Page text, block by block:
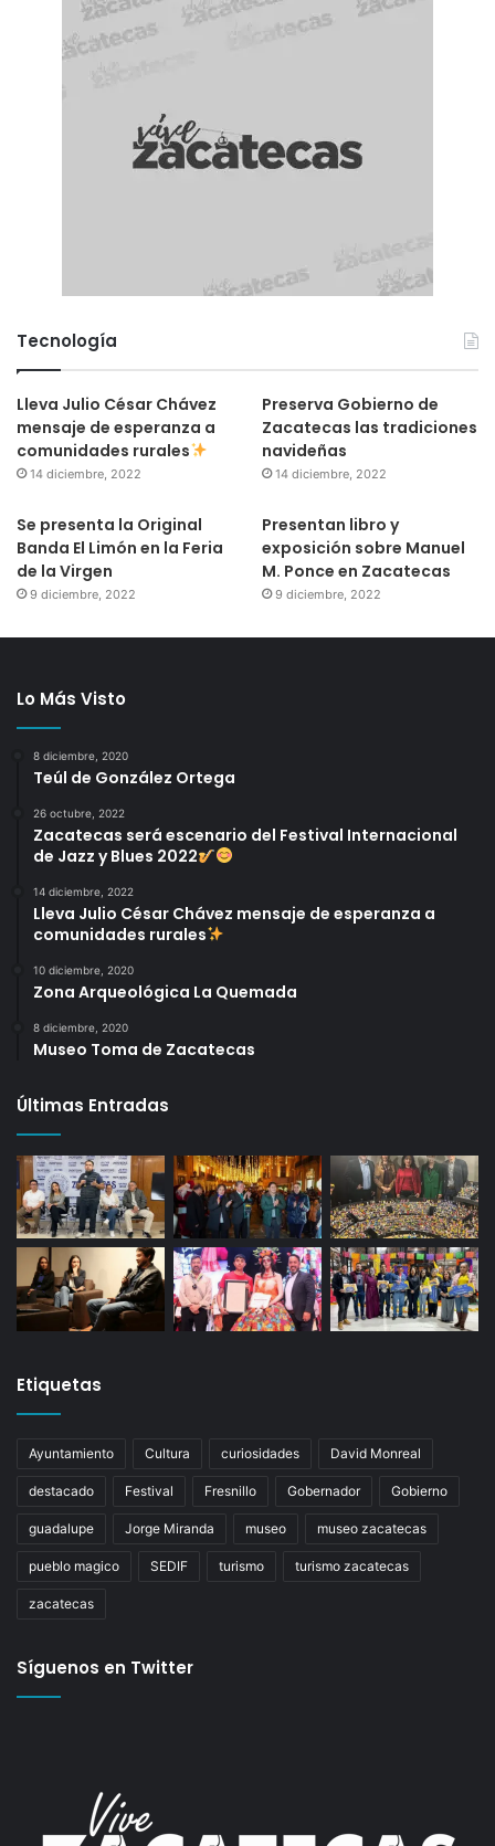
Tecnología
Lleva Julio César Chávez
mensaje de esperanza a
comunidades rurales
14 diciembre, 2022
Preserva Gobierno de
Zacatecas las tradiciones
navideñas
14 diciembre, 2022
Se presenta la Original
Banda El Limón en la Feria
de la Virgen
9 diciembre, 2022
Presentan libro y
exposición sobre Manuel
M. Ponce en Zacatecas
9 diciembre, 2022
Lo Más Visto
8 diciembre, 2020
Teúl de González Ortega
26 octubre, 2022
Zacatecas será escenario del Festival Internacional
de Jazz y Blues 2022
14 diciembre, 2022
Lleva Julio César Chávez mensaje de esperanza a
comunidades rurales
10 diciembre, 2020
Zona Arqueológica La Quemada
8 diciembre, 2020
Museo Toma de Zacatecas
Últimas Entradas
Etiquetas
Ayuntamiento Cultura curiosidades David Monreal
destacado Festival Fresnillo Gobernador Gobierno
guadalupe Jorge Miranda museo museo zacatecas
pueblo magico SEDIF turismo turismo zacatecas
zacatecas
Síguenos en Twitter